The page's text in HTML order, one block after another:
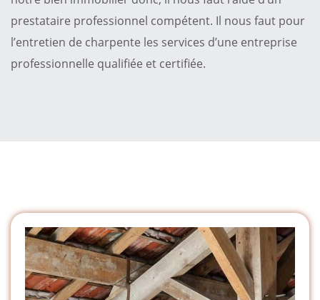
prestataire professionnel compétent. Il nous faut pour
l’entretien de charpente les services d’une entreprise
professionnelle qualifiée et certifiée.